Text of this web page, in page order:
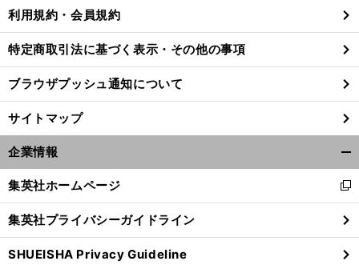
利用規約・会員規約
特定商取引法に基づく表示・その他の事項
ブラウザプッシュ通知について
サイトマップ
企業情報
閉
る
集英社ホームページ
新
し
い
ウ
ィ
集英社プライバシーガイドライン
SHUEISHA Privacy Guideline